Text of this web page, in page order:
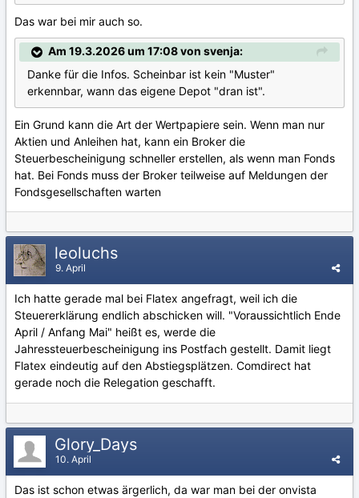
Das war bei mir auch so.
Am 19.3.2026 um 17:08 von svenja:
Danke für die Infos. Scheinbar ist kein "Muster"
erkennbar, wann das eigene Depot "dran ist".
Ein Grund kann die Art der Wertpapiere sein. Wenn man nur
Aktien und Anleihen hat, kann ein Broker die
Steuerbescheinigung schneller erstellen, als wenn man Fonds
hat. Bei Fonds muss der Broker teilweise auf Meldungen der
Fondsgesellschaften warten
leoluchs
9. April
Ich hatte gerade mal bei Flatex angefragt, weil ich die
Steuererklärung endlich abschicken will. "Voraussichtlich Ende
April / Anfang Mai" heißt es, werde die
Jahressteuerbescheinigung ins Postfach gestellt. Damit liegt
Flatex eindeutig auf den Abstiegsplätzen. Comdirect hat
gerade noch die Relegation geschafft.
Glory_Days
10. April
Das ist schon etwas ärgerlich, da war man bei der onvista